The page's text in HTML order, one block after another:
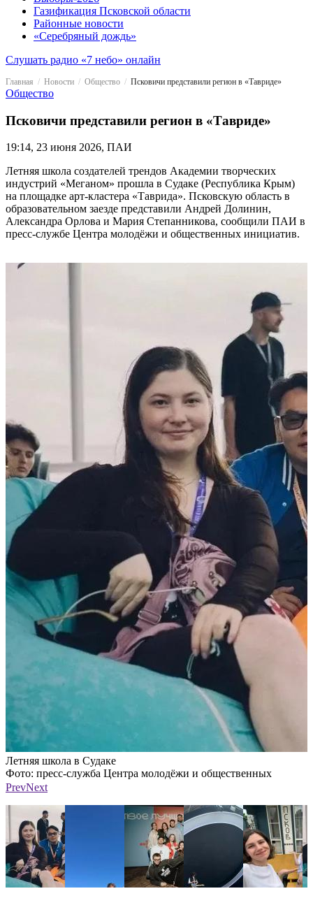
Газификация Псковской области
Районные новости
«Серебряный дождь»
Слушать радио «7 небо» онлайн
Главная Новости Общество Псковичи представили регион в «Тавриде»
Общество
Псковичи представили регион в «Тавриде»
19:14, 23 июня 2026, ПАИ
Летняя школа создателей трендов Академии творческих
индустрий «Меганом» прошла в Судаке (Республика Крым)
на площадке арт-кластера «Таврида». Псковскую область в
образовательном заезде представили Андрей Долинин,
Александра Орлова и Мария Степанникова, сообщили ПАИ в
пресс-службе Центра молодёжи и общественных инициатив.
Летняя школа в Судаке
Фото: пресс-служба Центра молодёжи и общественных
инициатив
PrevNext